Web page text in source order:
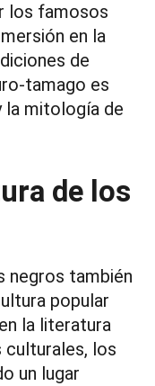
los famosos
en la
de
tamago es
la mitología de
de los
negros también
popular
la literatura
culturales, los
un lugar